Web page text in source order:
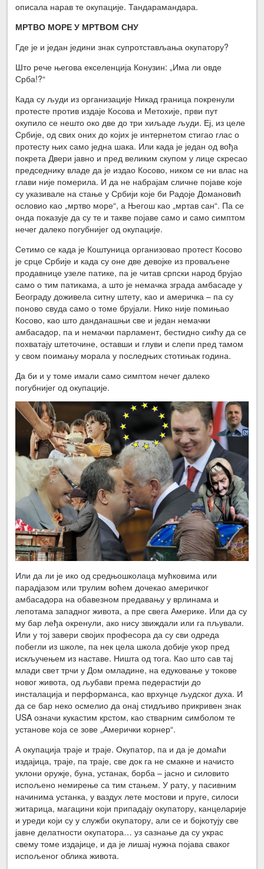
описала нарав те окупације. Тандарамандара.
МРТВО МОРЕ У МРТВОМ СНУ
Где је и један једини знак супротстављања окупатору?
Што рече његова екселенција Конузин: „Има ли овде
Срба!?“
Када су људи из организације Никад граница покренули
протесте против издаје Косова и Метохије, први пут
окупило се нешто око две до три хиљаде људи. Еј, из целе
Србије, од свих оних до којих је интернетом стигао глас о
протесту њих само једна шака. Или када је један од вођа
покрета Двери јавно и пред великим скупом у лице скресао
председнику владе да је издао Косово, ником се ни влас на
глави није померила. И да не набрајам сличне појаве које
су указивале на стање у Србији које би Радоје Домановић
ословио као „мртво море“, а Његош као „мртав сан“. Па се
онда показује да су те и такве појаве само и само симптом
нечег далеко погубнијег од окупације.
Сетимо се када је Коштуница организовао протест Косово
је срце Србије и када су оне две девојке из проваљене
продавнице узеле патике, па је читав српски народ брујао
само о тим патикама, а што је немачка зграда амбасаде у
Београду доживела ситну штету, као и америчка – па су
поново свуда само о томе брујали. Нико није помињао
Косово, као што данданашњи све и један немачки
амбасадор, па и немачки парламент, бестидно сикћу да се
похватају штеточине, оставши и глуви и слепи пред тамом
у свом поимању морала у последњих стотињак година.
Да би и у томе имали само симптом нечег далеко
погубнијег од окупације.
Или да ли је ико од средњошколаца мућковима или
парадјазом или трулим воћем дочекао америчког
амбасадора на обавезном предавању у врлинама и
лепотама западног живота, а пре свега Америке. Или да су
му бар леђа окренули, ако нису звиждали или га пљували.
Или у тој завери својих професора да су сви одреда
побегли из школе, па нек цела школа добије укор пред
искључењем из наставе. Ништа од тога. Као што сав тај
млади свет трчи у Дом омладине, на едуковање у токове
новог живота, од љубави према педерастији до
инсталација и перформанса, као врхунце људског духа. И
да се бар неко осмелио да онај стидљиво прикривен знак
USA означи кукастим крстом, као стварним симболом те
установе која се зове „Амерички корнер“.
А окупација траје и траје. Окупатор, па и да је домаћи
издајица, траје, па траје, све док га не смакне и начисто
уклони оружје, буна, устанак, борба – јасно и силовито
испољено немирење са тим стањем. У рату, у пасивним
начинима устанка, у ваздух лете мостови и пруге, силоси
житарица, магацини који припадају окупатору, канцеларије
и уреди који су у служби окупатору, али се и бојкотују све
јавне делатности окупатора… уз сазнање да су украс
свему томе издајице, и да је лишај нужна појава сваког
испољеног облика живота.